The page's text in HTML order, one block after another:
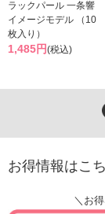
ラックパール 一条響
イメージモデル （10
枚入り）
1,485円(税込)
お得情報はこ
＼お